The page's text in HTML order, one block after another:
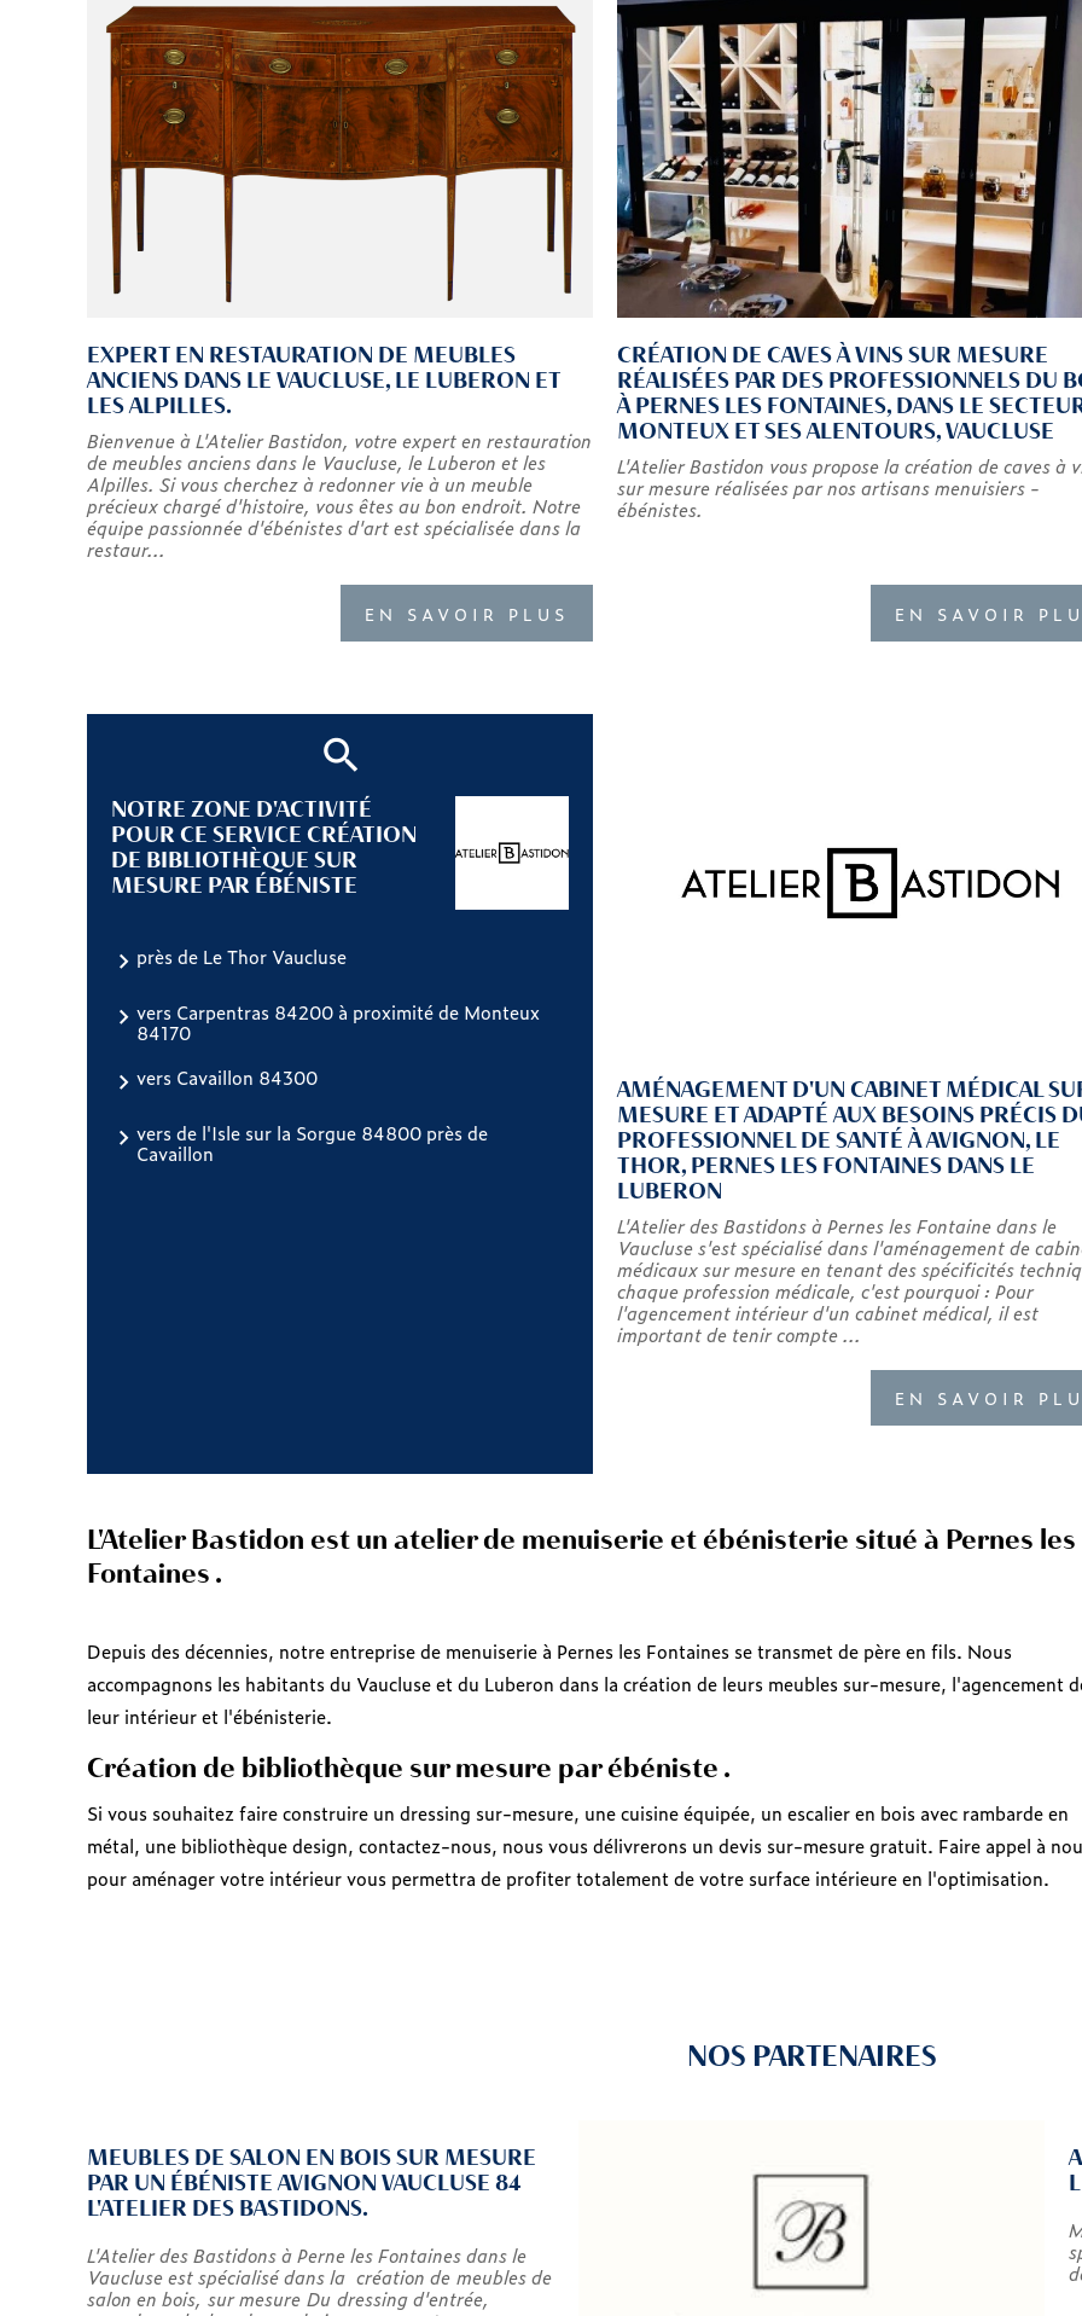
EXPERT EN RESTAURATION DE MEUBLES
ANCIENS DANS LE VAUCLUSE, LE LUBERON ET
LES ALPILLES.
Bienvenue à L'Atelier Bastidon, votre expert en restauration
de meubles anciens dans le Vaucluse, le Luberon et les
Alpilles. Si vous cherchez à redonner vie à un meuble
précieux chargé d'histoire, vous êtes au bon endroit. Notre
équipe passionnée d'ébénistes d'art est spécialisée dans la
restaur...
EN SAVOIR PLUS
CRÉATION DE CAVES À VINS SUR MESURE
RÉALISÉES PAR DES PROFESSIONNELS DU
À PERNES LES FONTAINES, DANS LE
MONTEUX ET SES ALENTOURS, VAUCLUSE
L'Atelier Bastidon vous propose la création de caves à
sur mesure réalisées par nos artisans menuisiers -
ébénistes.
EN SAVOIR
NOTRE ZONE D'ACTIVITÉ
POUR CE SERVICE CRÉATION
DE BIBLIOTHÈQUE SUR
MESURE PAR ÉBÉNISTE
près de Le Thor Vaucluse
vers Carpentras 84200 à proximité de Monteux
84170
vers Cavaillon 84300
vers de l'Isle sur la Sorgue 84800 près de
Cavaillon
AMÉNAGEMENT D'UN CABINET MÉDICAL
MESURE ET ADAPTÉ AUX BESOINS PRÉCIS
PROFESSIONNEL DE SANTÉ À AVIGNON, LE
THOR, PERNES LES FONTAINES DANS LE
LUBERON
L'Atelier des Bastidons à Pernes les Fontaine dans le
Vaucluse s'est spécialisé dans l'aménagement de
médicaux sur mesure en tenant des spécificités
chaque profession médicale, c'est pourquoi : Pour
l'agencement intérieur d'un cabinet médical, il est
important de tenir compte ...
EN SAVOIR
L'Atelier Bastidon est un atelier de menuiserie et ébénisterie situé à Pernes les
Fontaines .
Depuis des décennies, notre entreprise de menuiserie à Pernes les Fontaines se transmet de père en fils. Nous
accompagnons les habitants du Vaucluse et du Luberon dans la création de leurs meubles sur-mesure, l'agencement
leur intérieur et l'ébénisterie.
Création de bibliothèque sur mesure par ébéniste .
Si vous souhaitez faire construire un dressing sur-mesure, une cuisine équipée, un escalier en bois avec rambarde en
métal, une bibliothèque design, contactez-nous, nous vous délivrerons un devis sur-mesure gratuit. Faire appel à
pour aménager votre intérieur vous permettra de profiter totalement de votre surface intérieure en l'optimisation.
NOS PARTENAIRES
MEUBLES DE SALON EN BOIS SUR MESURE
PAR UN ÉBÉNISTE AVIGNON VAUCLUSE 84
L'ATELIER DES BASTIDONS.
L'Atelier des Bastidons à Perne les Fontaines dans le
Vaucluse est spécialisé dans la création de meubles de
salon en bois, sur mesure Du dressing d'entrée,